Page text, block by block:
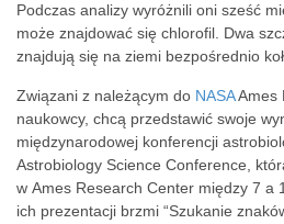
Podczas analizy wyróżnili oni sześć
może znajdować się chlorofil. Dwa
znajdują się na ziemi bezpośrednio
Związani z należącym do NASAAmes
naukowcy, chcą przedstawić swoje
międzynarodowej konferencji
Astrobiology Science Conference,
w Ames Research Center między 7 a
ich prezentacji brzmi “Szukanie